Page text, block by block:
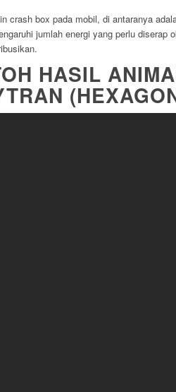
crash box pada mobil, di antaranya
jumlah energi yang perlu diserap
HASIL